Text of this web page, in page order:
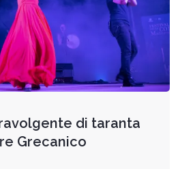
di taranta
Grecanico